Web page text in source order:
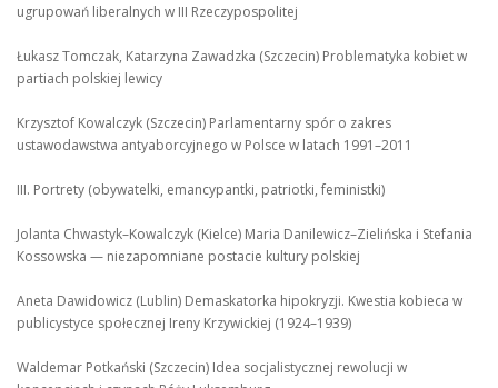
ugrupowań liberalnych w III Rzeczypospolitej
Łukasz Tomczak, Katarzyna Zawadzka (Szczecin) Problematyka kobiet w
partiach polskiej lewicy
Krzysztof Kowalczyk (Szczecin) Parlamentarny spór o zakres
ustawodawstwa antyaborcyjnego w Polsce w latach 1991–2011
III. Portrety (obywatelki, emancypantki, patriotki, feministki)
Jolanta Chwastyk–Kowalczyk (Kielce) Maria Danilewicz–Zielińska i Stefania
Kossowska — niezapomniane postacie kultury polskiej
Aneta Dawidowicz (Lublin) Demaskatorka hipokryzji. Kwestia kobieca w
publicystyce społecznej Ireny Krzywickiej (1924–1939)
Waldemar Potkański (Szczecin) Idea socjalistycznej rewolucji w